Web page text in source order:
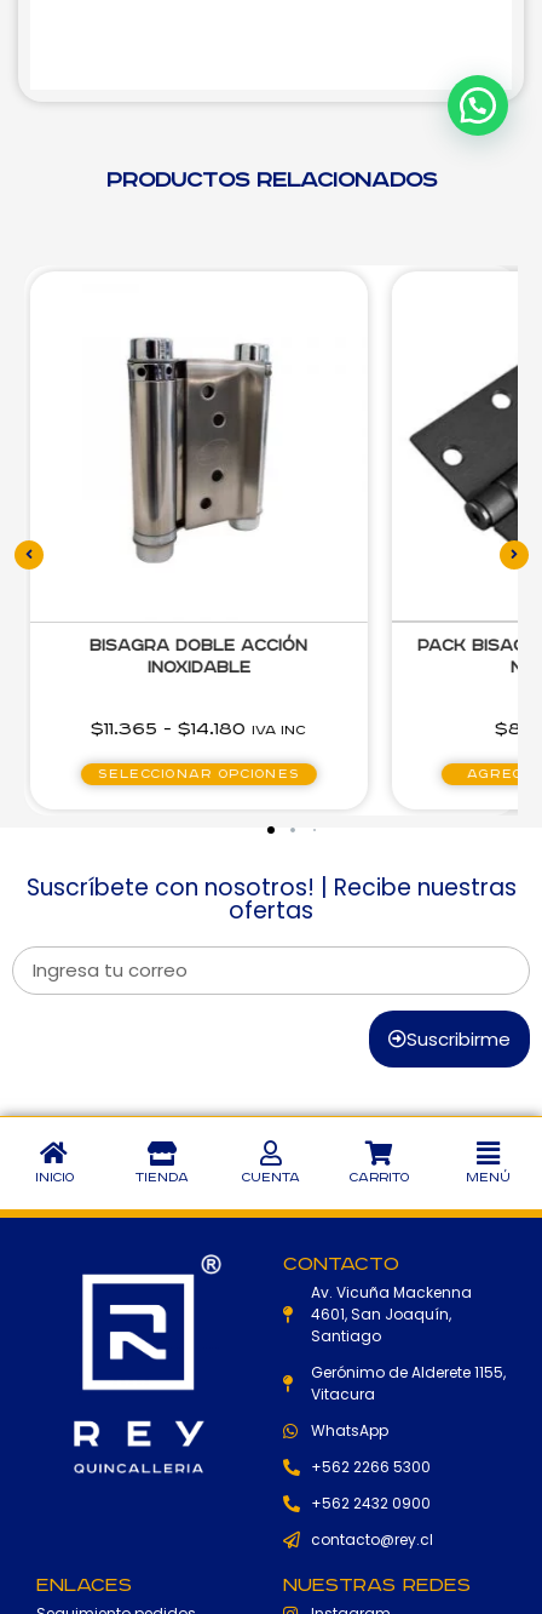
Productos relacionados
Bisagra doble acción
inoxidable
$11.365 - $14.180 IVA inc
Seleccionar opciones
Pack
$
Suscríbete con nosotros! | Recibe nuestras
ofertas
Suscribirme
Inicio Tienda Cuenta Carrito Menú
Contacto
Av. Vicuña Mackenna
4601, San Joaquín,
Santiago
Gerónimo de Alderete 1155,
Vitacura
WhatsApp
+562 2266 5300
+562 2432 0900
contacto@rey.cl
Enlaces Nuestras Redes